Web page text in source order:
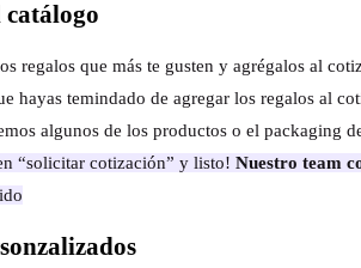
regalos que más te gusten y agrégalos al
hayas temindado de agregar los regalos al
algunos de los productos o el packaging
“solicitar cotización” y listo! Nuestro team